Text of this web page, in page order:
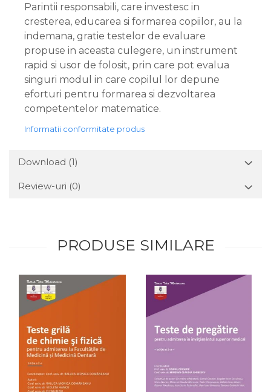
Parintii responsabili, care investesc in
cresterea, educarea si formarea copiilor, au la
indemana, gratie testelor de evaluare
propuse in aceasta culegere, un instrument
rapid si usor de folosit, prin care pot evalua
singuri modul in care copilul lor depune
eforturi pentru formarea si dezvoltarea
competentelor matematice.
Informatii conformitate produs
Download (1)
Review-uri (0)
PRODUSE SIMILARE